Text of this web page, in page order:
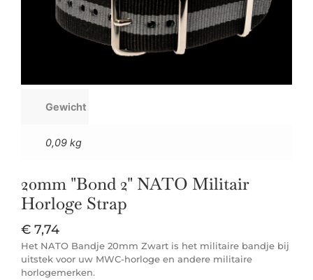
Gewicht
0,09 kg
20mm "Bond 2" NATO Militair
Horloge Strap
€ 7,74
Het NATO Bandje 20mm Zwart is het militaire bandje bij
uitstek voor uw MWC-horloge en andere militaire
horlogemerken.